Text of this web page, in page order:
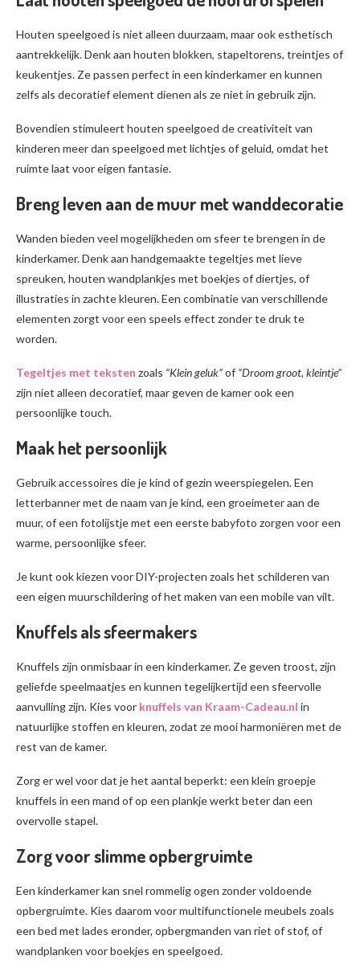
Houten speelgoed is niet alleen duurzaam, maar ook esthetisch
aantrekkelijk. Denk aan houten blokken, stapeltorens, treintjes of
keukentjes. Ze passen perfect in een kinderkamer en kunnen
zelfs als decoratief element dienen als ze niet in gebruik zijn.
Bovendien stimuleert houten speelgoed de creativiteit van
kinderen meer dan speelgoed met lichtjes of geluid, omdat het
ruimte laat voor eigen fantasie.
Breng leven aan de muur met wanddecoratie
Wanden bieden veel mogelijkheden om sfeer te brengen in de
kinderkamer. Denk aan handgemaakte tegeltjes met lieve
spreuken, houten wandplankjes met boekjes of diertjes, of
illustraties in zachte kleuren. Een combinatie van verschillende
elementen zorgt voor een speels effect zonder te druk te
worden.
Tegeltjes met teksten zoals “Klein geluk”of “Droom groot, kleintje”
zijn niet alleen decoratief, maar geven de kamer ook een
persoonlijke touch.
Maak het persoonlijk
Gebruik accessoires die je kind of gezin weerspiegelen. Een
letterbanner met de naam van je kind, een groeimeter aan de
muur, of een fotolijstje met een eerste babyfoto zorgen voor een
warme, persoonlijke sfeer.
Je kunt ook kiezen voor DIY-projecten zoals het schilderen van
een eigen muurschildering of het maken van een mobile van vilt.
Knuffels als sfeermakers
Knuffels zijn onmisbaar in een kinderkamer. Ze geven troost, zijn
geliefde speelmaatjes en kunnen tegelijkertijd een sfeervolle
aanvulling zijn. Kies voor knuffels van Kraam-Cadeau.nl in
natuurlijke stoffen en kleuren, zodat ze mooi harmoniëren met de
rest van de kamer.
Zorg er wel voor dat je het aantal beperkt: een klein groepje
knuffels in een mand of op een plankje werkt beter dan een
overvolle stapel.
Zorg voor slimme opbergruimte
Een kinderkamer kan snel rommelig ogen zonder voldoende
opbergruimte. Kies daarom voor multifunctionele meubels zoals
een bed met lades eronder, opbergmanden van riet of stof, of
wandplanken voor boekjes en speelgoed.